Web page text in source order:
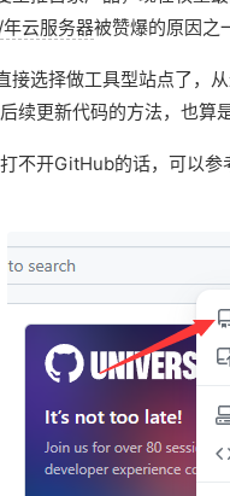
云服务器被赞爆的原因之
选择做工具型站点了
更新代码的方法，也算
不开GitHub的话，可以参